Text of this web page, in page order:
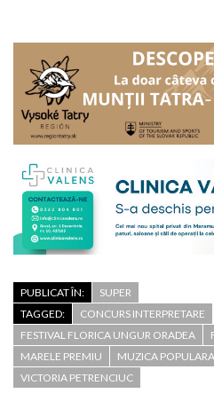
PUBLICAT ÎN:
SUPER
TAGGED:
CONCURS INTERPRETARE
FESTIVAL FLORICA UNGUR ORADEA
MARELE PREMIU
MUZICA POPULARA
VICTORIA PETRENCIUC